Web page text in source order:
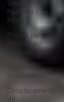
Serviço -
Pedreiro -
Pintor
Pintura de
Prédios e
Edifícios
Reformas
Residenciais
Desplacamento
de